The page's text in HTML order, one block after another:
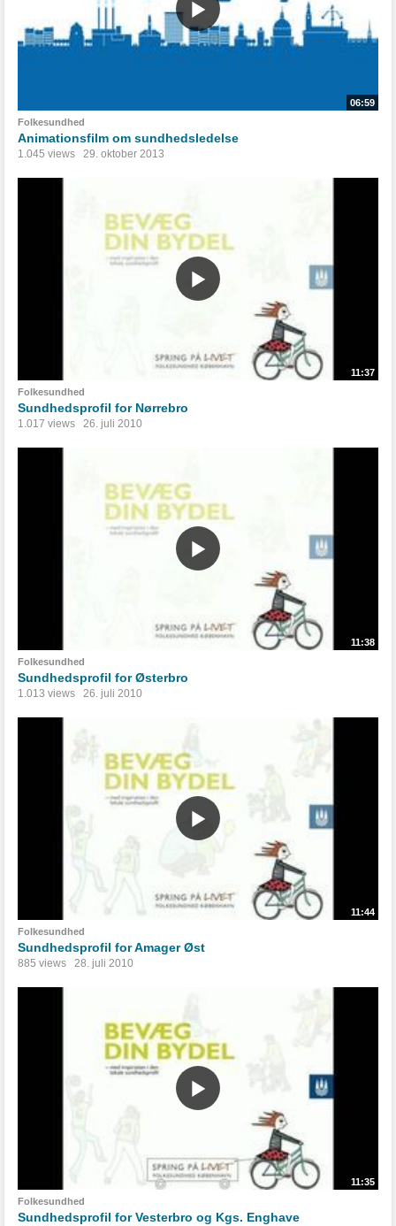
06:59
Folkesundhed
Animationsfilm om sundhedsledelse
1.045 views 29. oktober 2013
11:37
Folkesundhed
Sundhedsprofil for Nørrebro
1.017 views 26. juli 2010
11:38
Folkesundhed
Sundhedsprofil for Østerbro
1.013 views 26. juli 2010
11:44
Folkesundhed
Sundhedsprofil for Amager Øst
885 views 28. juli 2010
11:35
Folkesundhed
Sundhedsprofil for Vesterbro og Kgs. Enghave